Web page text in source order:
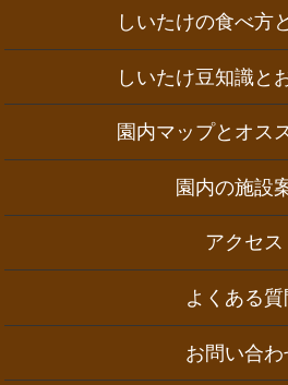
しいたけの食べ方
しいたけ豆知識と
園内マップとオス
園内の施設
アクセス
よくある質
お問い合わ